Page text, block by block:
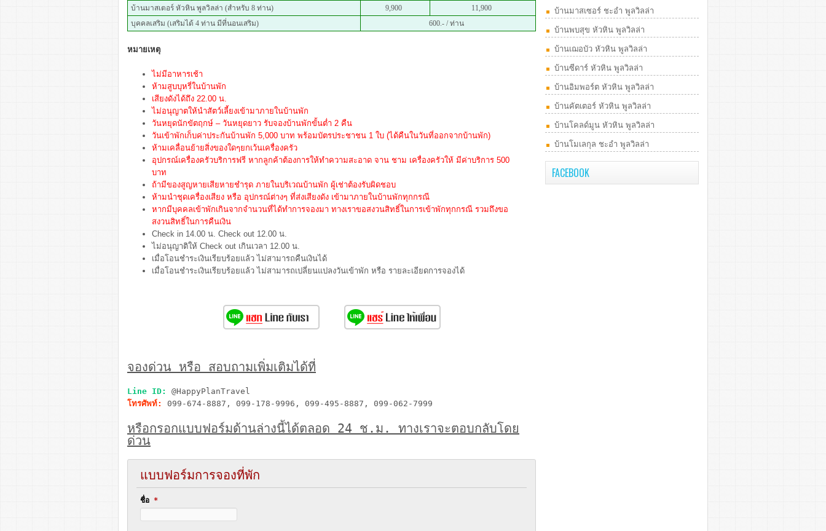
บ้านมาสเตอร์ หัวหิน พูลวิลล่า (สำหรับ 8 ท่าน)
9,900
11,900
บุคคลเสริม (เสริมได้ 4 ท่าน มีที่นอนเสริม)
600.- / ท่าน
หมายเหตุ
ไม่มีอาหารเช้า
ห้ามสูบบุหรี่ในบ้านพัก
เสียงดังได้ถึง 22.00 น.
ไม่อนุญาตให้นำสัตว์เลี้ยงเข้ามาภายในบ้านพัก
วันหยุดนักขัตฤกษ์ – วันหยุดยาว รับจองบ้านพักขั้นต่ำ 2 คืน
วันเข้าพักเก็บค่าประกันบ้านพัก 5,000 บาท พร้อมบัตรประชาชน 1 ใบ (ได้คืนในวันที่ออกจากบ้านพัก)
ห้ามเคลื่อนย้ายสิ่งของใดๆยกเว้นเครื่องครัว
อุปกรณ์เครื่องครัวบริการฟรี หากลูกค้าต้องการให้ทำความสะอาด จาน ชาม เครื่องครัวให้ มีค่าบริการ 500
บาท
ถ้ามีของสูญหายเสียหายชำรุด ภายในบริเวณบ้านพัก ผู้เช่าต้องรับผิดชอบ
ห้ามนำชุดเครื่องเสียง หรือ อุปกรณ์ต่างๆ ที่ส่งเสียงดัง เข้ามาภายในบ้านพักทุกกรณี
หากมีบุคคลเข้าพักเกินจากจำนวนที่ได้ทำการจองมา ทางเราขอสงวนสิทธิ์ในการเข้าพักทุกกรณี รวมถึงขอ
สงวนสิทธิ์ในการคืนเงิน
Check in 14.00 น. Check out 12.00 น.
ไม่อนุญาติให้ Check out เกินเวลา 12.00 น.
เมื่อโอนชำระเงินเรียบร้อยแล้ว ไม่สามารถคืนเงินได้
เมื่อโอนชำระเงินเรียบร้อยแล้ว ไม่สามารถเปลี่ยนแปลงวันเข้าพัก หรือ รายละเอียดการจองได้
จองด่วน หรือ สอบถามเพิ่มเติมได้ที่
Line ID:
@HappyPlanTravel
โทรศัพท์:
099-674-8887, 099-178-9996, 099-495-8887, 099-062-7999
หรือกรอกแบบฟอร์มด้านล่างนี้ได้ตลอด 24 ช.ม. ทางเราจะตอบกลับโดย
ด่วน
แบบฟอร์มการจองที่พัก
ชื่อ*
บ้านมาสเซอร์ ชะอำ พูลวิลล่า
บ้านพบสุข หัวหิน พูลวิลล่า
บ้านเฌอบัว หัวหิน พูลวิลล่า
บ้านซีดาร์ หัวหิน พูลวิลล่า
บ้านอิมพอร์ต หัวหิน พูลวิลล่า
บ้านคัตเตอร์ หัวหิน พูลวิลล่า
บ้านโคลด์มูน หัวหิน พูลวิลล่า
บ้านโมเลกุล ชะอำ พูลวิลล่า
FACEBOOK